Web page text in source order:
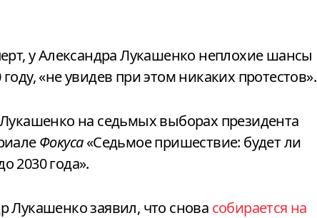
у Александра Лукашенко неплохие шансы
«не увидев при этом никаких протестов».
на седьмых выборах президента
Фокуса«Седьмое пришествие: будет ли
2030 года».
Лукашенко заявил, что снова собирается на